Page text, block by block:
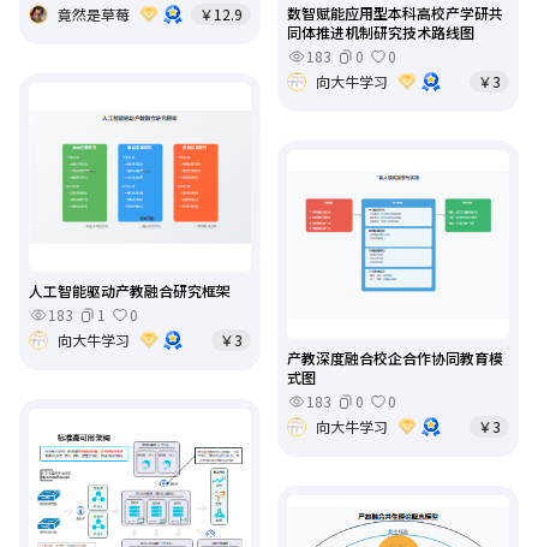
竟然是草莓
￥12.9
数智赋能应用型本科高校产学研共
同体推进机制研究技术路线图
183
0
0
向大牛学习
￥3
人工智能驱动产教融合研究框架
183
1
0
向大牛学习
￥3
产教深度融合校企合作协同教育模
式图
183
0
0
向大牛学习
￥3